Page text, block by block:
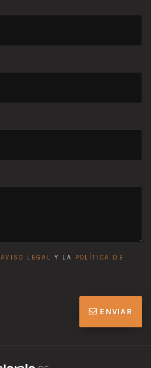
AVISO LEGAL Y LA
POLÍTICA DE
ENVIAR